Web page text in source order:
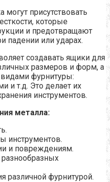
могут присутствовать
которые
и предотвращают
падении или ударах.
создавать ящики для
размеров и форм, а
фурнитуры:
и т.д. Это делает их
инструментов.
металла:
инструментов.
и повреждениям.
различной фурнитурой.